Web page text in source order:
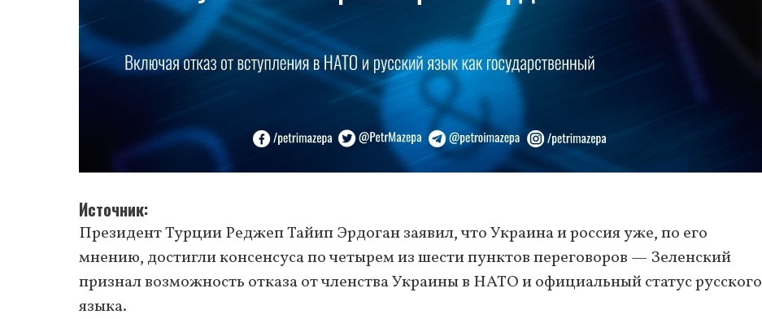
Источник
Президент Турции Реджеп Тайип Эрдоган заявил, что Украина и россия уже, по его
мнению, достигли консенсуса по четырем из шести пунктов переговоров — Зеленский
признал возможность отказа от членства Украины в НАТО и официальный статус русского
языка.